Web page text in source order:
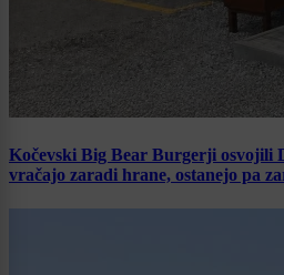
Kočevski Big Bear Burgerji osvojili
vračajo zaradi hrane, ostanejo pa